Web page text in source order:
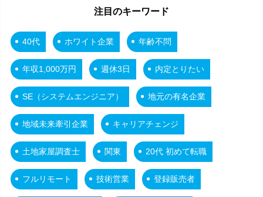
注目のキーワード
40代 ホワイト企業 年齢不問
年収1,000万円 週休3日 内定とりたい
SE（システムエンジニア） 地元の有名企業
地域未来牽引企業 キャリアチェンジ
土地家屋調査士 関東 20代 初めて転職
フルリモート 技術営業 登録販売者